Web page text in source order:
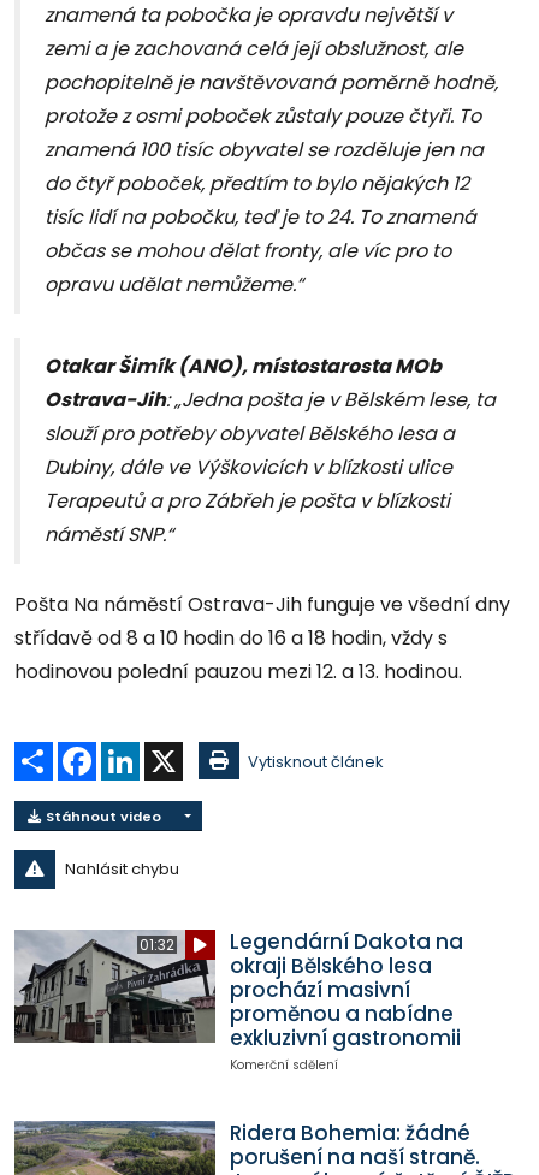
znamená ta pobočka je opravdu největší v
zemi a je zachovaná celá její obslužnost, ale
pochopitelně je navštěvovaná poměrně hodně,
protože z osmi poboček zůstaly pouze čtyři. To
znamená 100 tisíc obyvatel se rozděluje jen na
do čtyř poboček, předtím to bylo nějakých 12
tisíc lidí na pobočku, teď je to 24. To znamená
občas se mohou dělat fronty, ale víc pro to
opravu udělat nemůžeme.“
Otakar Šimík (ANO), místostarosta MOb
Ostrava-Jih: „Jedna pošta je v Bělském lese, ta
slouží pro potřeby obyvatel Bělského lesa a
Dubiny, dále ve Výškovicích v blízkosti ulice
Terapeutů a pro Zábřeh je pošta v blízkosti
náměstí SNP.“
Pošta Na náměstí Ostrava-Jih funguje ve všední dny
střídavě od 8 a 10 hodin do 16 a 18 hodin, vždy s
hodinovou polední pauzou mezi 12. a 13. hodinou.
Sdílet Facebook
LinkedIn Vytisknout článek
Stáhnout video
Nahlásit chybu
01:32
Legendární Dakota na
okraji Bělského lesa
prochází masivní
proměnou a nabídne
exkluzivní gastronomii
Komerční sdělení
Ridera Bohemia: žádné
porušení na naší straně.